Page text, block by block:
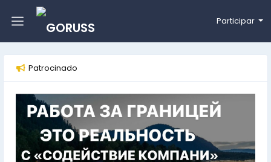
Participar
Patrocinado